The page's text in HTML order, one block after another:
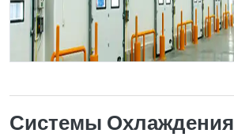
Системы Охлаждения